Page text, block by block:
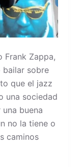
Frank Zappa,
bailar sobre
que el jazz
una sociedad
buena
no la tiene o
caminos